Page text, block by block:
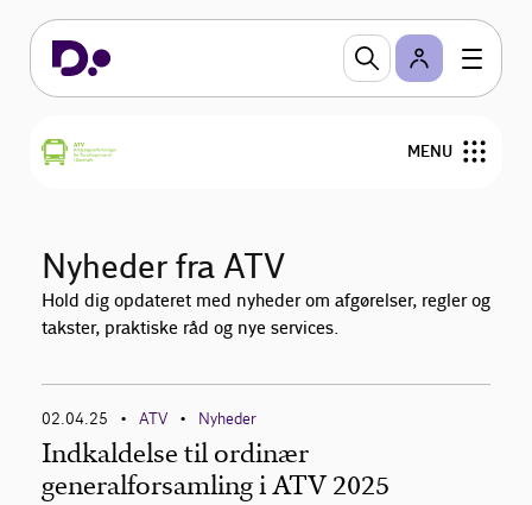
MENU
Overenskomster og personalejura
Medlemmer
Nyheder fra ATV
Hold dig opdateret med nyheder om afgørelser, regler og
takster, praktiske råd og nye services.
02.04.25 • ATV • Nyheder
Indkaldelse til ordinær
generalforsamling i ATV 2025